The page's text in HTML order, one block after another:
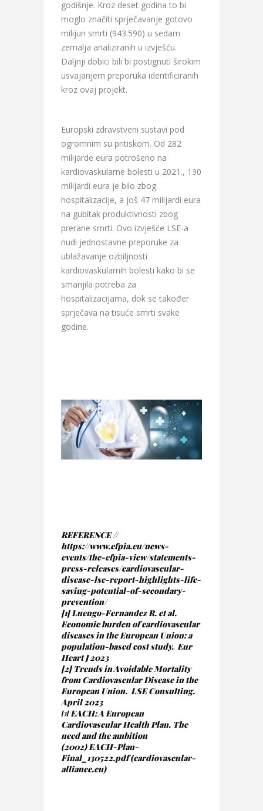
godišnje. Kroz deset godina to bi
moglo značiti sprječavanje gotovo
milijun smrti (943.590) u sedam
zemalja analiziranih u izvješću.
Daljnji dobici bili bi postignuti širokim
usvajanjem preporuka identificiranih
kroz ovaj projekt.
Europski zdravstveni sustavi pod
ogromnim su pritiskom. Od 282
milijarde eura potrošeno na
kardiovaskularne bolesti u 2021., 130
milijardi eura je bilo zbog
hospitalizacije, a još 47 milijardi eura
na gubitak produktivnosti zbog
prerane smrti. Ovo izvješće LSE-a
nudi jednostavne preporuke za
ublažavanje ozbiljnosti
kardiovaskularnih bolesti kako bi se
smanjila potreba za
hospitalizacijama, dok se također
sprječava na tisuće smrti svake
godine.
REFERENCE //
https://www.efpia.eu/news-
events/the-efpia-view/statements-
press-releases/cardiovascular-
disease-lse-report-highlights-life-
saving-potential-of-secondary-
prevention/
[1]Luengo-Fernandez R. et al.
Economic burden of cardiovascular
diseases in the European Union: a
population-based cost study. Eur
Heart J 2023
[2]Trends in Avoidable Mortality
from Cardiovascular Disease in the
European Union. LSE Consulting.
April 2023
[3]EACH: A European
Cardiovascular Health Plan. The
need and the ambition
(2002)EACH-Plan-
Final_130522.pdf (cardiovascular-
alliance.eu)